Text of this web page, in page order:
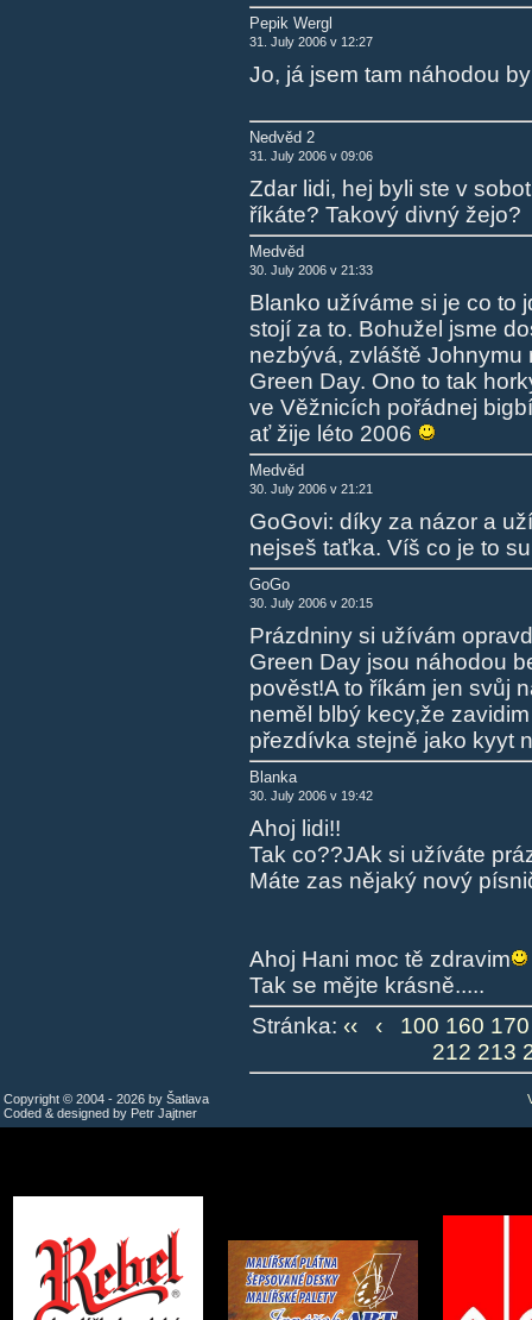
Pepik Wergl
31. July 2006 v 12:27
Jo, já jsem tam náhodou
Nedvěd 2
31. July 2006 v 09:06
Zdar lidi, hej byli ste v
říkáte? Takový divný žejo?
Medvěd
30. July 2006 v 21:33
Blanko užíváme si je co to
stojí za to. Bohužel jsme
nezbývá, zvláště
Green Day. Ono to tak
ve Věžnicích pořádnej
ať žije léto 2006
Medvěd
30. July 2006 v 21:21
GoGovi: díky za názor a
nejseš taťka. Víš co je to
GoGo
30. July 2006 v 20:15
Prázdniny si užívám
Green Day jsou náhodou
pověst!A to říkám jen svůj
neměl blbý kecy,že
přezdívka stejně jako kyyt
Blanka
30. July 2006 v 19:42
Ahoj lidi!!
Tak co??JAk si užíváte
Máte zas nějaký nový
Ahoj Hani moc tě zdravim
Tak se mějte krásně.....
Stránka: ‹‹ ‹ 100 160 170
212 213
Copyright © 2004 - 2026 by Šatlava
Coded & designed by Petr Jajtner